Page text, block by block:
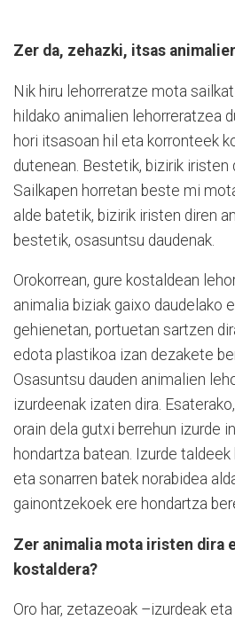
Zer da, zehazki, itsas
Nik hiru lehorreratze mota
hildako animalien lehorreratzea
hori itsasoan hil eta korronteek
dutenean. Bestetik, bizirik iristen
Sailkapen horretan beste mi
alde batetik, bizirik iristen diren
bestetik, osasuntsu daudenak.
Orokorrean, gure kostaldean
animalia biziak gaixo daudelako
gehienetan, portuetan sartzen
edota plastikoa izan dezakete
Osasuntsu dauden animalien
izurdeenak izaten dira.
orain dela gutxi berrehun izurde
hondartza batean. Izurde
eta sonarren batek norabidea
gainontzekoek ere hondartza
Zer animalia mota iristen dira
kostaldera?
Oro har, zetazeoak –izurdeak